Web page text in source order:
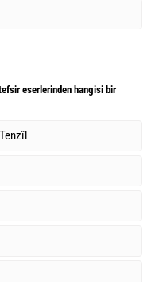
eserlerinden hangisi bir